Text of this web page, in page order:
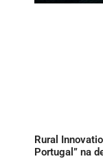
Rural
Portugal” na